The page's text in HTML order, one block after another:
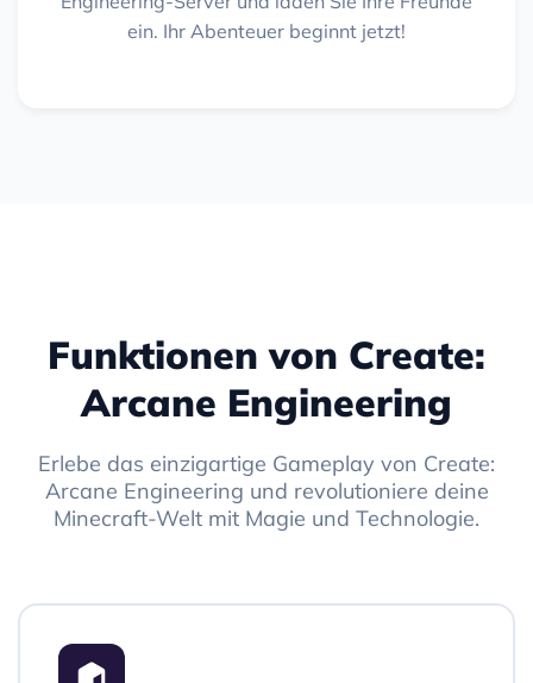
ein. Ihr Abenteuer beginnt jetzt!
Funktionen von Create:
Arcane Engineering
Erlebe das einzigartige Gameplay von Create:
Arcane Engineering und revolutioniere deine
Minecraft-Welt mit Magie und Technologie.